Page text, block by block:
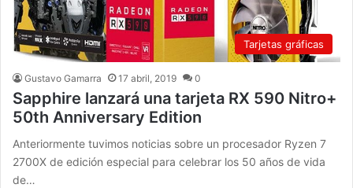
Tarjetas gráficas
Gustavo Gamarra 17 abril, 2019 0
Sapphire lanzará una tarjeta RX 590 Nitro+
50th Anniversary Edition
Anteriormente tuvimos noticias sobre un procesador Ryzen 7
2700X de edición especial para celebrar los 50 años de vida
de…